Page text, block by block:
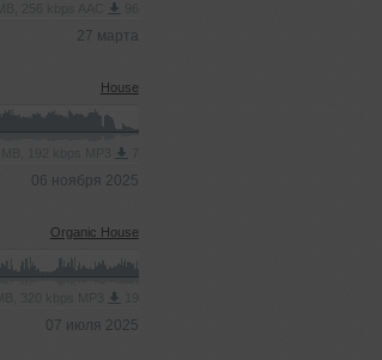
27 марта
House
06 ноября 2025
Organic House
07 июля 2025